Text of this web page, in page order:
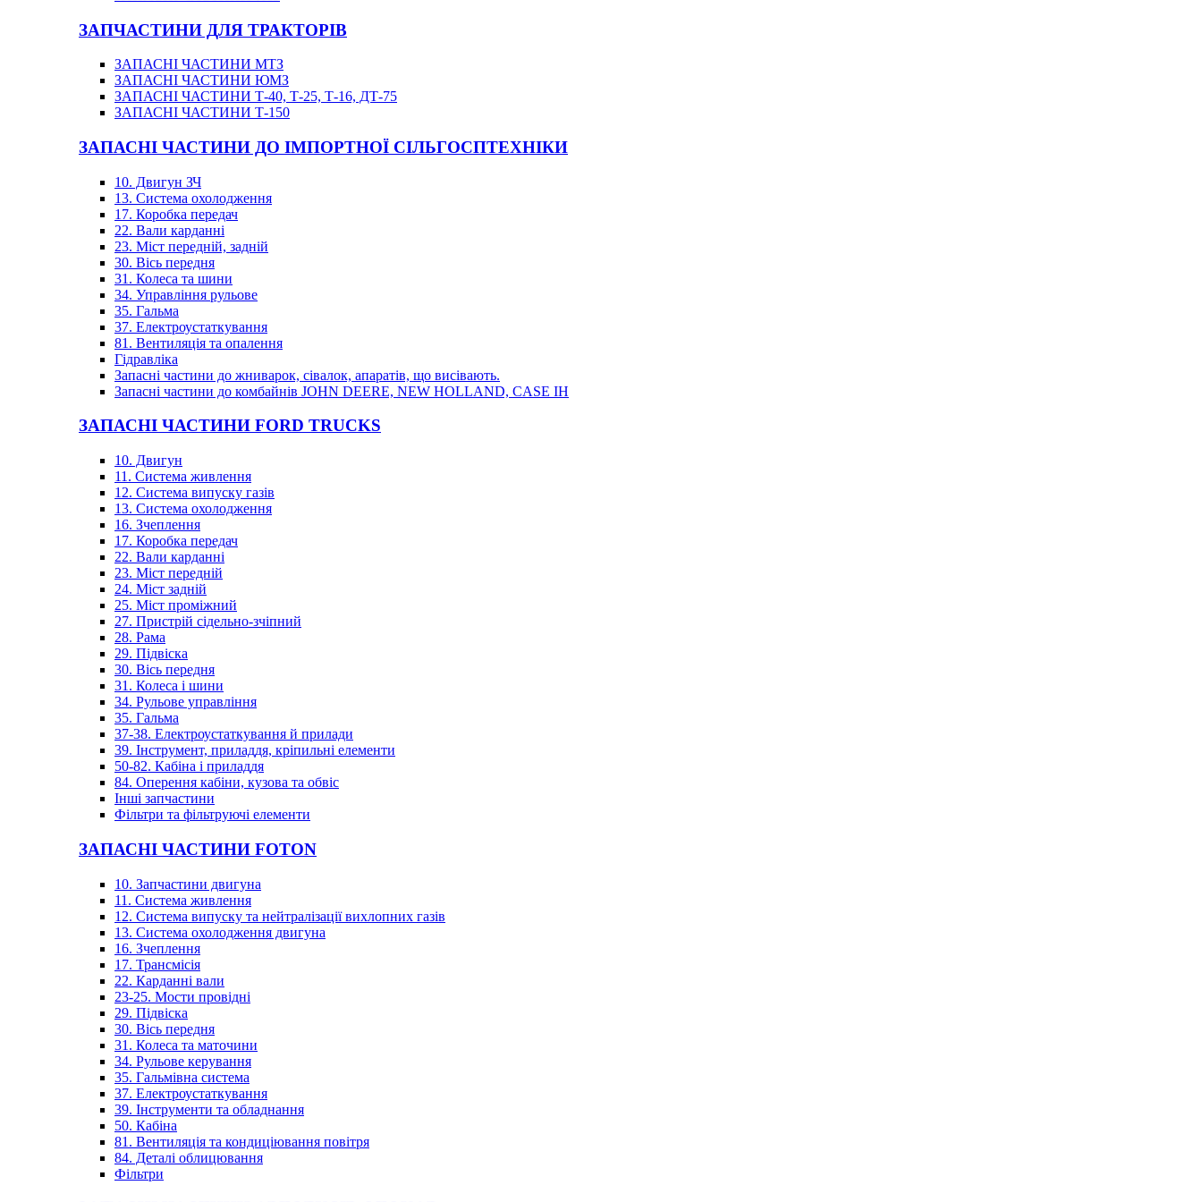
ЗАПЧАСТИНИ ДЛЯ ТРАКТОРІВ
ЗАПАСНІ ЧАСТИНИ МТЗ
ЗАПАСНІ ЧАСТИНИ ЮМЗ
ЗАПАСНІ ЧАСТИНИ Т-40, Т-25, Т-16, ДТ-75
ЗАПАСНІ ЧАСТИНИ Т-150
ЗАПАСНІ ЧАСТИНИ ДО ІМПОРТНОЇ СІЛЬГОСПТЕХНІКИ
10. Двигун ЗЧ
13. Система охолодження
17. Коробка передач
22. Вали карданні
23. Міст передній, задній
30. Вісь передня
31. Колеса та шини
34. Управління рульове
35. Гальма
37. Електроустаткування
81. Вентиляція та опалення
Гідравліка
Запасні частини до жниварок, сівалок, апаратів, що висівають.
Запасні частини до комбайнів JOHN DEERE, NEW HOLLAND, CASE IH
ЗАПАСНІ ЧАСТИНИ FORD TRUCKS
10. Двигун
11. Система живлення
12. Система випуску газів
13. Система охолодження
16. Зчеплення
17. Коробка передач
22. Вали карданні
23. Міст передній
24. Міст задній
25. Міст проміжний
27. Пристрій сідельно-зчіпний
28. Рама
29. Підвіска
30. Вісь передня
31. Колеса і шини
34. Рульове управління
35. Гальма
37-38. Електроустаткування й прилади
39. Інструмент, приладдя, кріпильні елементи
50-82. Кабіна і приладдя
84. Оперення кабіни, кузова та обвіс
Інші запчастини
Фільтри та фільтруючі елементи
ЗАПАСНІ ЧАСТИНИ FOTON
10. Запчастини двигуна
11. Система живлення
12. Система випуску та нейтралізації вихлопних газів
13. Система охолодження двигуна
16. Зчеплення
17. Трансмісія
22. Карданні вали
23-25. Мости провідні
29. Підвіска
30. Вісь передня
31. Колеса та маточини
34. Рульове керування
35. Гальмівна система
37. Електроустаткування
39. Інструменти та обладнання
50. Кабіна
81. Вентиляція та кондиціювання повітря
84. Деталі облицювання
Фільтри